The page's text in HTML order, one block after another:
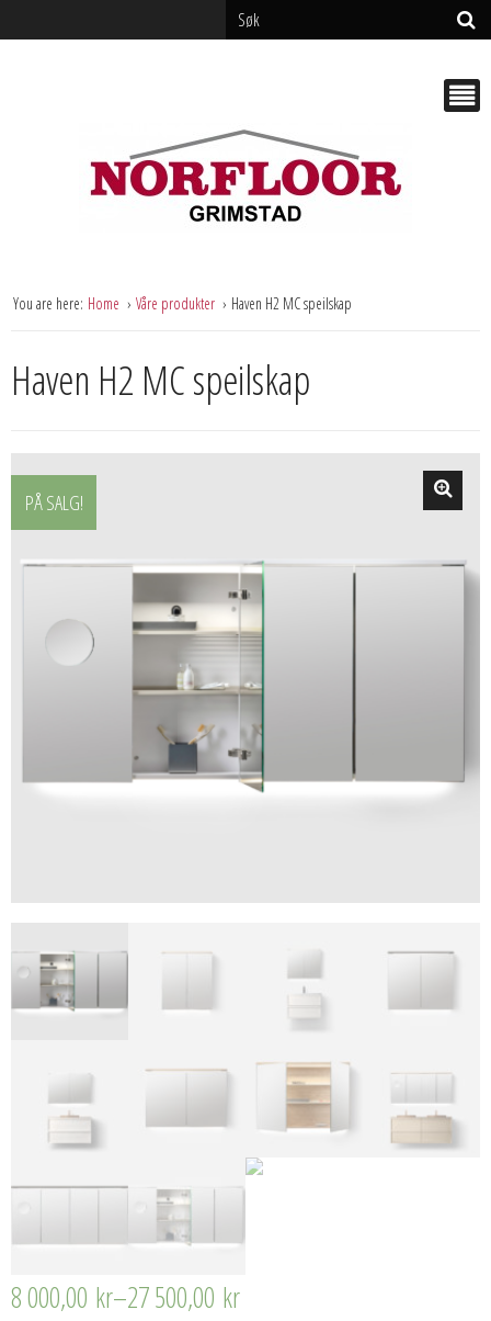
You are here: Home Våre produkter Haven H2 MC speilskap
Haven H2 MC speilskap
PÅ SALG!
8 000,00 kr–27 500,00 kr